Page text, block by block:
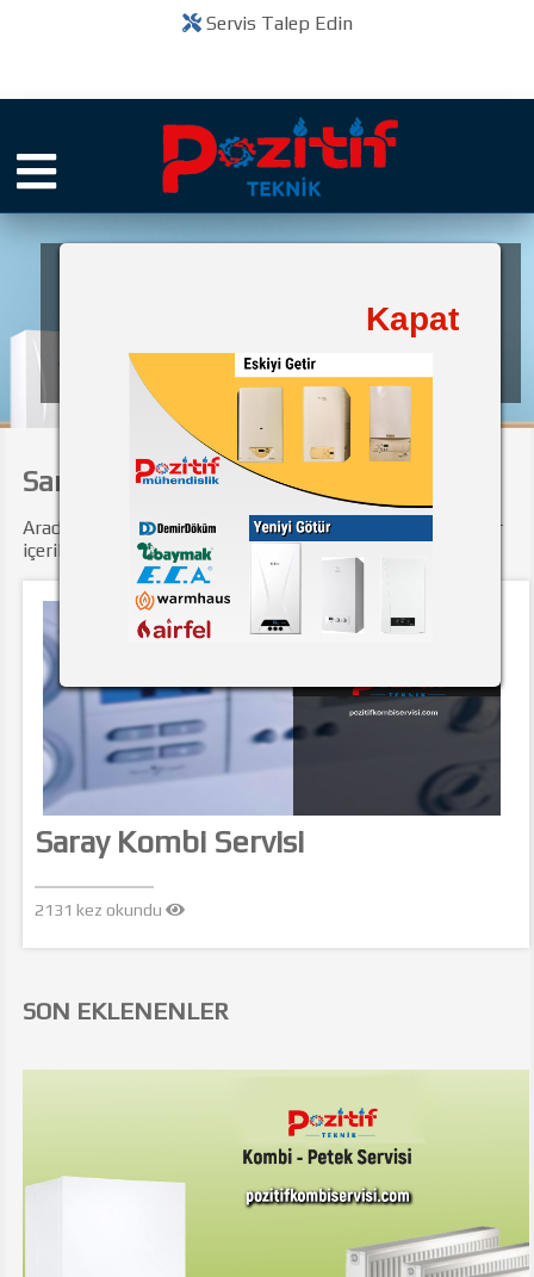
Servis Talep Edin
bir Kuruluşudur
Kapat
Saray Kombi Servisi
Aradığnız Saray Kombi Servisi başlıklı içerik ve ilgili diğer
içerikler aşağıda listelenmiştir.
Saray Kombi Servisi
2131 kez okundu
SON EKLENENLER